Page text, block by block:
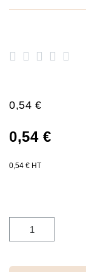
    
0,54 €
0,54 €
0,54 € HT